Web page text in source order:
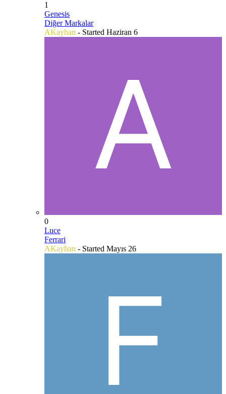
1
Genesis
Diğer Markalar
AKayhan - Started Haziran 6
0
Luce
Ferrari
AKayhan - Started Mayıs 26